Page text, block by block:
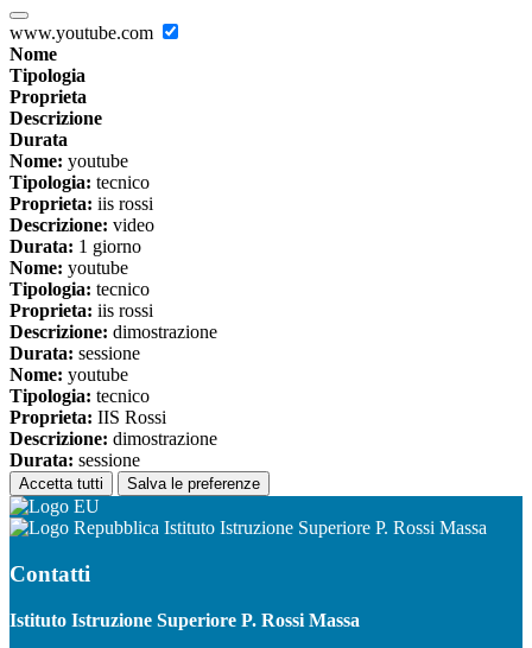
www.youtube.com
Nome
Tipologia
Proprieta
Descrizione
Durata
Nome: youtube
Tipologia: tecnico
Proprieta: iis rossi
Descrizione: video
Durata: 1 giorno
Nome: youtube
Tipologia: tecnico
Proprieta: iis rossi
Descrizione: dimostrazione
Durata: sessione
Nome: youtube
Tipologia: tecnico
Proprieta: IIS Rossi
Descrizione: dimostrazione
Durata: sessione
Accetta tutti Salva le preferenze
Istituto Istruzione Superiore P. Rossi Massa
Contatti
Istituto Istruzione Superiore P. Rossi Massa